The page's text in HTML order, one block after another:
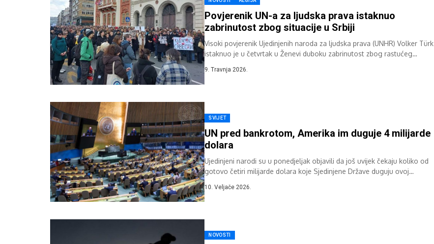
Povjerenik UN-a za ljudska prava istaknuo
zabrinutost zbog situacije u Srbiji
Visoki povjerenik Ujedinjenih naroda za ljudska prava (UNHR) Volker Türk
istaknuo je u četvrtak u Ženevi duboku zabrinutost zbog rastućeg
9. Travnja 2026.
SVIJET
UN pred bankrotom, Amerika im duguje 4 milijarde
dolara
Ujedinjeni narodi su u ponedjeljak objavili da još uvijek čekaju koliko od
gotovo četiri milijarde dolara koje Sjedinjene Države duguju ovoj
10. Veljače 2026.
NOVOSTI